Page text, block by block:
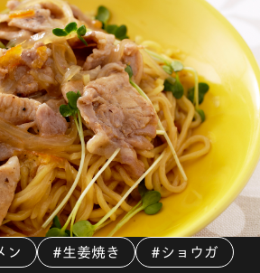
ン #生姜焼き #ショウガ